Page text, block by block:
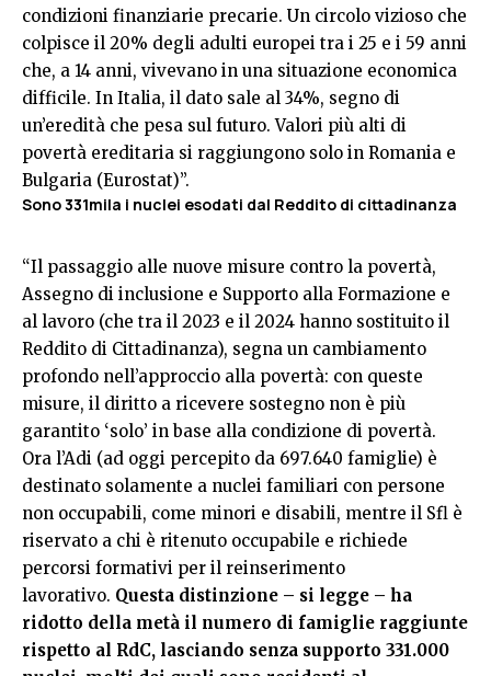
condizioni finanziarie precarie. Un circolo vizioso che
colpisce il 20% degli adulti europei tra i 25 e i 59 anni
che, a 14 anni, vivevano in una situazione economica
difficile. In Italia, il dato sale al 34%, segno di
un’eredità che pesa sul futuro. Valori più alti di
povertà ereditaria si raggiungono solo in Romania e
Bulgaria (Eurostat)”.
Sono 331mila i nuclei esodati dal Reddito di cittadinanza
“Il passaggio alle nuove misure contro la povertà,
Assegno di inclusione e Supporto alla Formazione e
al lavoro (che tra il 2023 e il 2024 hanno sostituito il
Reddito di Cittadinanza), segna un cambiamento
profondo nell’approccio alla povertà: con queste
misure, il diritto a ricevere sostegno non è più
garantito ‘solo’ in base alla condizione di povertà.
Ora l’Adi (ad oggi percepito da 697.640 famiglie) è
destinato solamente a nuclei familiari con persone
non occupabili, come minori e disabili, mentre il Sfl è
riservato a chi è ritenuto occupabile e richiede
percorsi formativi per il reinserimento
lavorativo. Questa distinzione – si legge – ha
ridotto della metà il numero di famiglie raggiunte
rispetto al RdC, lasciando senza supporto 331.000